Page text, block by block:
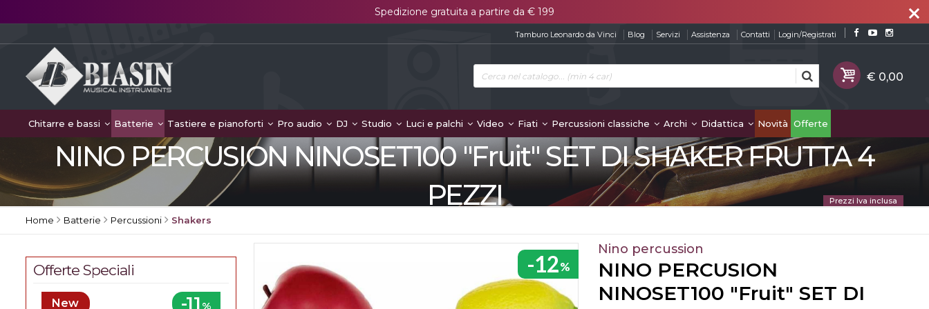
close
Spedizione gratuita a partire da € 199
Tamburo Leonardo da Vinci Blog Servizi Assistenza Contatti Login/Registrati
Chitarre e bassi Batterie Tastiere e pianoforti Pro audio DJ Studio Luci e palchi Video Fiati Percussioni classiche Archi Didattica Novità Offerte
NINO PERCUSION NINOSET100 "Fruit" SET DI SHAKER FRUTTA 4
PEZZI
Prezzi Iva inclusa
Home Batterie Percussioni Shakers
-12%
Nino percussion
NINO PERCUSION
NINOSET100 "Fruit" SET DI
Offerte Speciali
-11 %
New